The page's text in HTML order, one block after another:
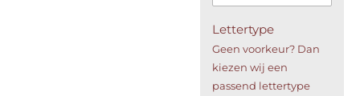
Lettertype
Geen voorkeur? Dan
kiezen wij een
passend lettertype